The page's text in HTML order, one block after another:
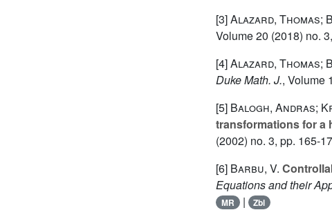
[3]Alazard, Thomas;
Volume 20 (2018) no.
[4]Alazard, Thomas;
Duke Math. J., Volume
[5] Balogh, Andras;
transformations for a
(2002) no. 3, pp. 165-
[6] Barbu, V.
Equations and their
MR | Zbl